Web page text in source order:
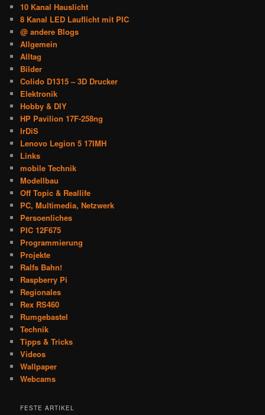
10 Kanal Hauslicht
8 Kanal LED Lauflicht mit PIC
@ andere Blogs
Allgemein
Alltag
Bilder
Colido D1315 – 3D Drucker
Elektronik
Hobby & DIY
HP Pavilion 17F-258ng
IrDiS
Lenovo Legion 5 17IMH
Links
mobile Technik
Modellbau
Off Topic & Reallife
PC, Multimedia, Netzwerk
Persoenliches
PIC 12F675
Programmierung
Projekte
Ralfs Bahn!
Raspberry Pi
Regionales
Rex RS460
Rumgebastel
Technik
Tipps & Tricks
Videos
Wallpaper
Webcams
FESTE ARTIKEL